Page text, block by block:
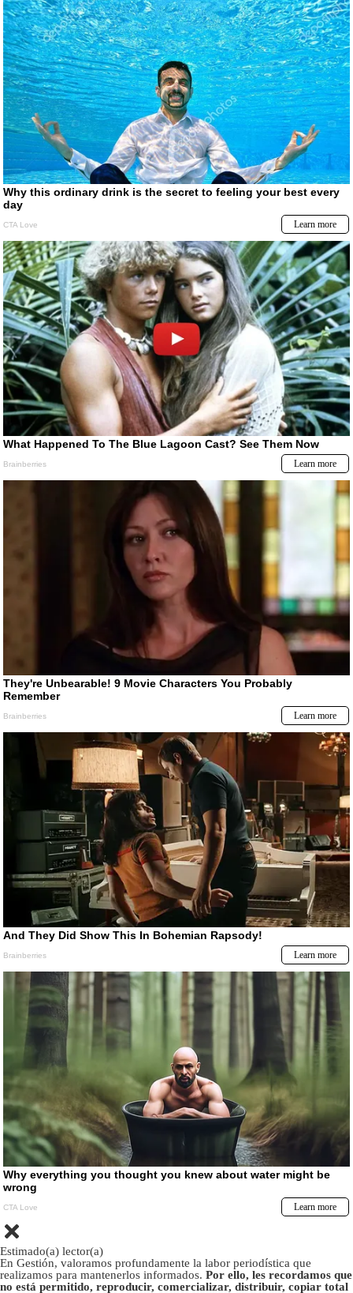
Estimado(a) lector(a)
En Gestión, valoramos profundamente la labor periodística que
realizamos para mantenerlos informados. Por ello, les recordamos que
no está permitido, reproducir, comercializar, distribuir, copiar total